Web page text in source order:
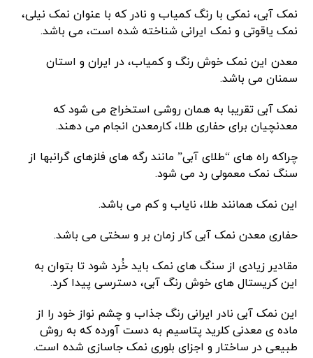
نمک آبی، نمکی با رنگ کمیاب و نادر که با عنوان نمک نیلی،
نمک یاقوتی و نمک ایرانی شناخته شده است، می باشد.
معدن این نمک خوش رنگ و کمیاب، در ایران و استان
سمنان می باشد.
نمک آبی تقریبا به همان روشی استخراج می شود که
معدنچیان برای حفاری طلا، کارمعدن انجام می دهند.
چراکه راه های “طلای آبی” مانند رگه های فلزهای گرانبها از
سنگ نمک معمولی رد می شود.
این نمک همانند طلا، نایاب و کم می باشد.
حفاری معدن نمک آبی کار زمان بر و سختی می باشد.
مقادیر زیادی از سنگ های نمک باید خُرد شود تا بتوان به
این کریستال های خوش رنگ آبی، دسترسی پیدا کرد.
این نمک آبی نادر ایرانی رنگ جذاب و چشم نواز خود را از
ماده ی معدنی کلرید پتاسیم به دست آورده که به روش
طبیعی در ساختار و اجزای بلوری نمک جاسازی شده است.